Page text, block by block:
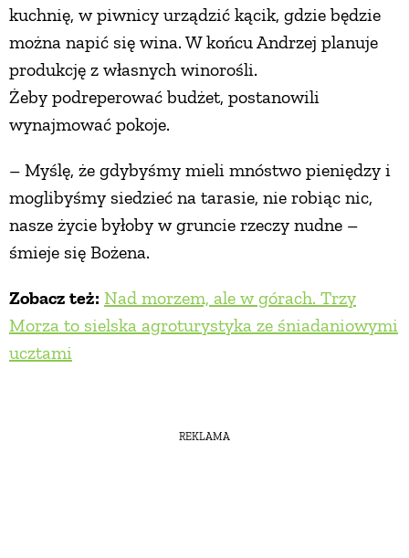
kuchnię, w piwnicy urządzić kącik, gdzie będzie
można napić się wina. W końcu Andrzej planuje
produkcję z własnych winorośli.
Żeby podreperować budżet, postanowili
wynajmować pokoje.
– Myślę, że gdybyśmy mieli mnóstwo pieniędzy i
moglibyśmy siedzieć na tarasie, nie robiąc nic,
nasze życie byłoby w gruncie rzeczy nudne –
śmieje się Bożena.
Zobacz też: Nad morzem, ale w górach. Trzy
Morza to sielska agroturystyka ze śniadaniowymi
ucztami
REKLAMA